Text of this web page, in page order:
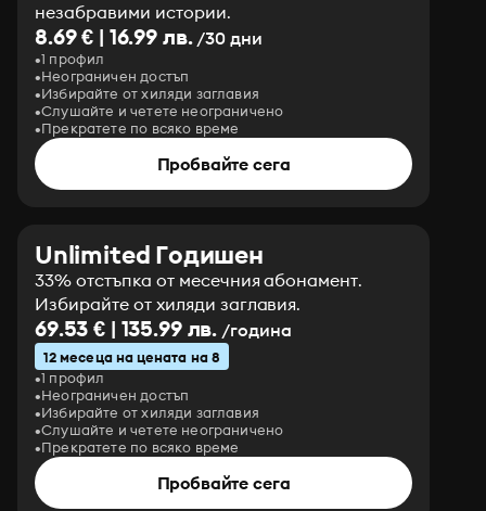
незабравими истории.
8.69 € | 16.99 лв./30 дни
1 профил
Неограничен достъп
Избирайте от хиляди заглавия
Слушайте и четете неограничено
Прекратете по всяко време
Пробвайте сега
Unlimited Годишен
33% отстъпка от месечния абонамент.
Избирайте от хиляди заглавия.
69.53 € | 135.99 лв. /година
12 месеца на цената на 8
1 профил
Неограничен достъп
Избирайте от хиляди заглавия
Слушайте и четете неограничено
Прекратете по всяко време
Пробвайте сега